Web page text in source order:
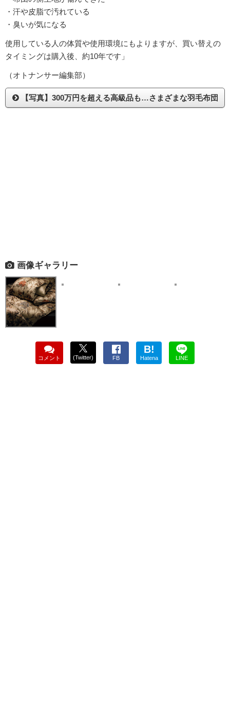
・汗や皮脂で汚れている
・臭いが気になる
使用している人の体質や使用環境にもよりますが、買い替えの
タイミングは購入後、約10年です」
（オトナンサー編集部）
【写真】300万円を超える高級品も…さまざまな羽毛布団
画像ギャラリー
コメント (Twitter) FB
B!
Hatena LINE